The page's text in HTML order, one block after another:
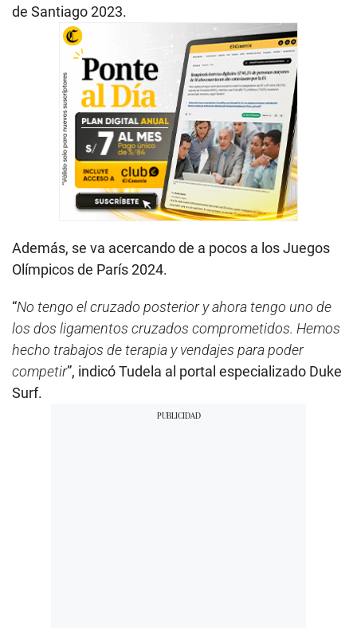
de Santiago 2023.
Además, se va acercando de a pocos a los Juegos
Olímpicos de París 2024.
“No tengo el cruzado posterior y ahora tengo uno de
los dos ligamentos cruzados comprometidos. Hemos
hecho trabajos de terapia y vendajes para poder
competir”, indicó Tudela al portal especializado Duke
Surf.